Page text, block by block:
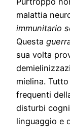
malattia
immunitario
Questa
sua volta
mielina.
frequenti
disturbi
linguaggio e